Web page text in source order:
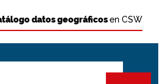
datos geográficosen CSW